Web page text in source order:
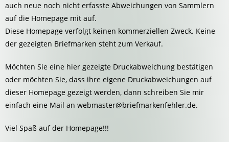
auch neue noch nicht erfasste Abweichungen von Sammlern
auf die Homepage mit auf.
Diese Homepage verfolgt keinen kommerziellen Zweck. Keine
der gezeigten Briefmarken steht zum Verkauf.
Möchten Sie eine hier gezeigte Druckabweichung bestätigen
oder möchten Sie, dass ihre eigene Druckabweichungen auf
dieser Homepage gezeigt werden, dann schreiben Sie mir
einfach eine Mail an webmaster@briefmarkenfehler.de.
Viel Spaß auf der Homepage!!!